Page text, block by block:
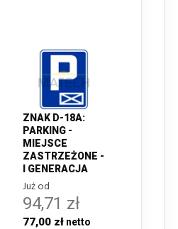
ZNAK D-18A:
PARKING -
MIEJSCE
ZASTRZEŻONE -
I GENERACJA
Już od
94,71 zł
77,00 zł